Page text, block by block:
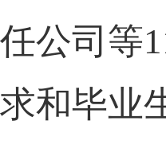
公司等
和毕业